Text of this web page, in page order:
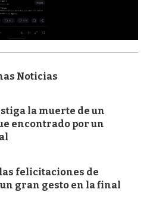
Noticias
la muerte de un
encontrado por un
felicitaciones de
gran gesto en la final